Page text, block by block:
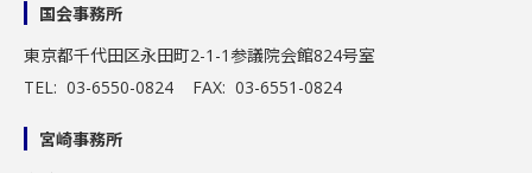
国会事務所
東京都千代田区永田町2-1-1参議院会館824号室
TEL: 03-6550-0824 FAX: 03-6551-0824
宮崎事務所